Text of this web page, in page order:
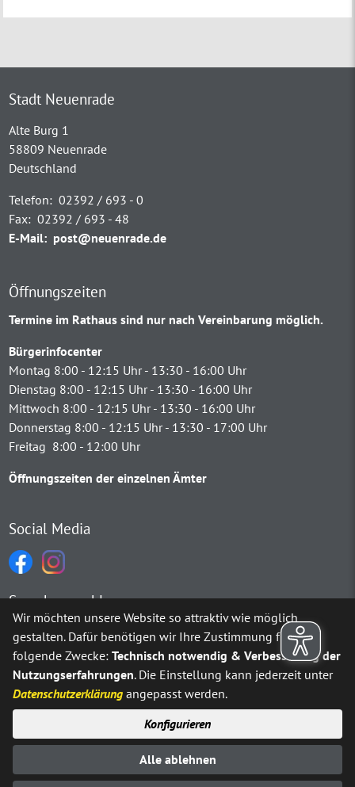
Stadt Neuenrade
Alte Burg 1
58809 Neuenrade
Deutschland
Telefon: 02392 / 693 - 0
Fax: 02392 / 693 - 48
E-Mail: post@neuenrade.de
Öffnungszeiten
Termine im Rathaus sind nur nach Vereinbarung möglich.
Bürgerinfocenter
Montag 8:00 - 12:15 Uhr - 13:30 - 16:00 Uhr
Dienstag 8:00 - 12:15 Uhr - 13:30 - 16:00 Uhr
Mittwoch 8:00 - 12:15 Uhr - 13:30 - 16:00 Uhr
Donnerstag 8:00 - 12:15 Uhr - 13:30 - 17:00 Uhr
Freitag 8:00 - 12:00 Uhr
Öffnungszeiten der einzelnen Ämter
Social Media
Sprachauswahl
Möchten Sie vonGoogle Translate bereitgestellte externe
Ja Immer
Impressum Datenschutz
Erklärung zur Barrierefreiheit Kontakt
Wir möchten unsere Website so attraktiv wie möglich
gestalten. Dafür benötigen wir Ihre Zustimmung für
folgende Zwecke:Technisch notwendig & Verbesserung der
Nutzungserfahrungen. Die Einstellung kann jederzeit unter
Datenschutzerklärung angepasst werden.
Konfigurieren
Alle ablehnen